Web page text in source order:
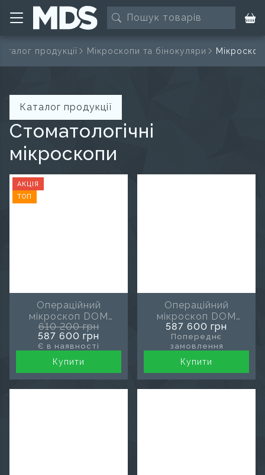
продукції Мікроскопи та бінокуляри
Каталог продукції
Стоматологічні
мікроскопи
АКЦІЯ
ТОП
Операційний
мікроскоп DOM
3000D-pro від
Bondent
610 200 грн
587 600 грн
Є в наявності
Купити
Операційний
мікроскоп DOM
3000D-pro від
Bondent чорний
587 600 грн
Попереднє
замовлення
Купити